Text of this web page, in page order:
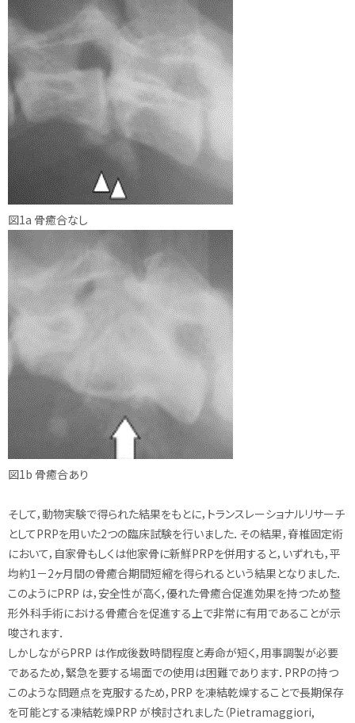
図1a 骨癒合なし
図1b 骨癒合あり
そして，動物実験で得られた結果をもとに，トランスレーショナルリサーチ
としてPRPを用いた2つの臨床試験を行いました．その結果，脊椎固定術
において，自家骨もしくは他家骨に新鮮PRPを併用すると，いずれも，平
均約1－2ヶ月間の骨癒合期間短縮を得られるという結果となりました．
このようにPRP は，安全性が高く，優れた骨癒合促進効果を持つため整
形外科手術における骨癒合を促進する上で非常に有用であることが示
唆されます．
しかしながらPRP は作成後数時間程度と寿命が短く，用事調製が必要
であるため，緊急を要する場面での使用は困難であります．PRPの持つ
このような問題点を克服するため，PRP を凍結乾燥することで長期保存
を可能とする凍結乾燥PRP が検討されました（Pietramaggiori,